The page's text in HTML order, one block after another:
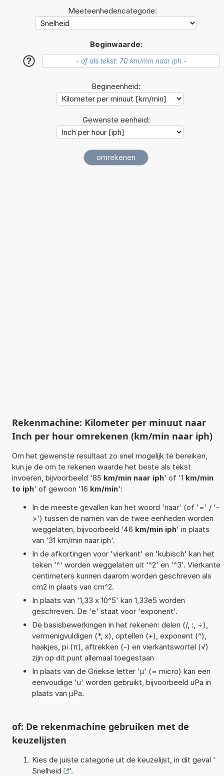
Meeteenhedencategorie:
Beginwaarde:
?
Begineenheid:
Gewenste eenheid:
Rekenmachine: Kilometer per minuut naar
Inch per hour omrekenen (km/min naar iph)
Om het gewenste resultaat zo snel mogelijk te bereiken,
kun je de om te rekenen waarde het beste als tekst
invoeren, bijvoorbeeld '85 km/min naar iph' of '1 km/min
to iph' of gewoon '16 km/min':
In de meeste gevallen kan het woord 'naar' (of '=' / '-
>') tussen de namen van de twee eenheden worden
weggelaten, bijvoorbeeld '46 km/min iph' in plaats
van '31 km/min naar iph'.
In de afkortingen voor 'vierkant' en 'kubisch' kan het
teken '^' worden weggelaten uit '^2' en '^3'. Vierkante
centimeters kunnen daarom worden geschreven als
cm2 in plaats van cm^2.
In plaats van '1,33 x 10^5' kan 1,33e5 worden
geschreven. De 'e' staat voor 'exponent'.
De basisbewerkingen in het rekenen: delen (/, :, ÷),
vermenigvuldigen (*, x), optellen (+), exponent (^),
haakjes, pi (π), aftrekken (-) en vierkantswortel (√)
zijn op dit punt allemaal toegestaan
In plaats van de Griekse letter 'µ' (= micro) kan een
eenvoudige 'u' worden gebruikt, bijvoorbeeld uPa in
plaats van µPa.
of: De rekenmachine gebruiken met de
keuzelijsten
Kies de juiste categorie uit de keuzelijst, in dit geval '
Snelheid
'.